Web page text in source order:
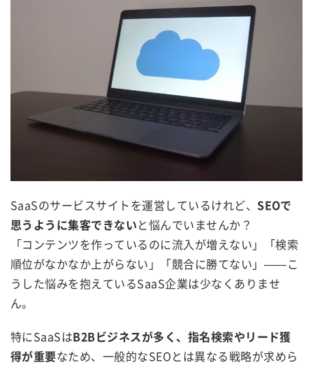
SaaSのサービスサイトを運営しているけれど、 SEOで
思うように集客できないと悩んでいませんか？
「コンテンツを作っているのに流入が増えない」「検索
順位がなかなか上がらない」「競合に勝てない」——こ
うした悩みを抱えているSaaS企業は少なくありませ
ん。
特にSaaSはB2Bビジネスが多く、指名検索やリード獲
得が重要なため、一般的なSEOとは異なる戦略が求めら